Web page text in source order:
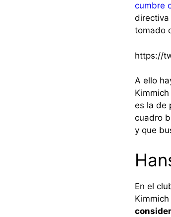
cumbre
directiva
tomado
https://
A ello
Kimmich
es la de
cuadro
y que
En el